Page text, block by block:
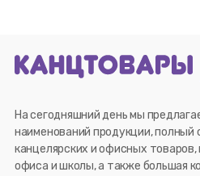
На сегодняшний день мы
наименований продукции, полный
канцелярских и офисных
офиса и школы, а также большая